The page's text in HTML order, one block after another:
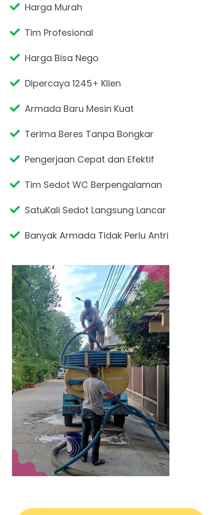
Harga Murah
Tim Profesional
Harga Bisa Nego
Dipercaya 1245+ Klien
Armada Baru Mesin Kuat
Terima Beres Tanpa Bongkar
Pengerjaan Cepat dan Efektif
Tim Sedot WC Berpengalaman
SatuKali Sedot Langsung Lancar
Banyak Armada Tidak Perlu Antri